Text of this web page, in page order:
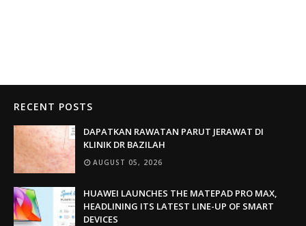
RECENT POSTS
DAPATKAN RAWATAN PARUT JERAWAT DI
KLINIK DR BAZILAH
AUGUST 05, 2026
HUAWEI LAUNCHES THE MATEPAD PRO MAX,
HEADLINING ITS LATEST LINE-UP OF SMART
DEVICES